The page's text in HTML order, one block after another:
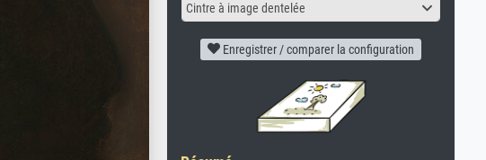
Cintre à image dentelée
Enregistrer / comparer la configuration